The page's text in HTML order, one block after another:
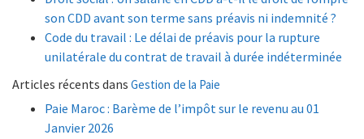
son CDD avant son terme sans préavis ni indemnité ?
Code du travail : Le délai de préavis pour la rupture
unilatérale du contrat de travail à durée indéterminée
Articles récents dans Gestion de la Paie
Paie Maroc : Barème de l’impôt sur le revenu au 01
Janvier 2026